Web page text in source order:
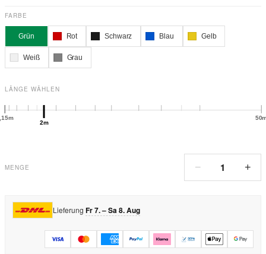
FARBE
Grün Rot Schwarz Blau Gelb
Weiß Grau
LÄNGE WÄHLEN
2m
MENGE − 1 +
Lieferung Fr 7. – Sa 8. Aug